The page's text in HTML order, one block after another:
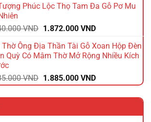
là:
tại
2.112.000 VND.
Phúc Lộc Thọ Tam Đa Gỗ Pơ Mu
VND Giá
là:
2.340.000 VND.
1.872.000 VNDGiá
tại
là:
Thờ Ông Địa Thần Tài Gỗ Xoan Hộp Đèn
Quỳ Có Mâm Thờ Mở Rộng Nhiều Kích
VND Giá
gốc
là:
1.885.000 VNDGiá
hiện
tại
1.885.000 VND.